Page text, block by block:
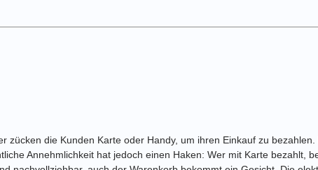
zücken die Kunden Karte oder Handy, um ihren Einkauf zu bezahlen.
Annehmlichkeit hat jedoch einen Haken: Wer mit Karte bezahlt,